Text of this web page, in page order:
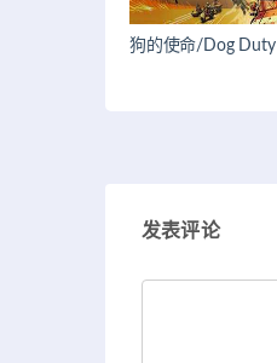
狗的使命/Dog Duty
发表评论